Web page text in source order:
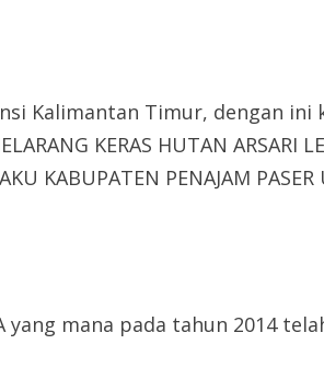
Kalimantan Timur, dengan ini
KERAS HUTAN ARSARI
KABUPATEN PENAJAM
yang mana pada tahun 2014